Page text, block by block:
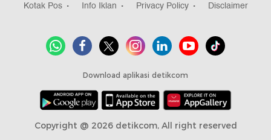
Kotak Pos
Info Iklan Privacy Policy Disclaimer
Download aplikasi detikcom
Copyright @ 2026 detikcom, All right reserved